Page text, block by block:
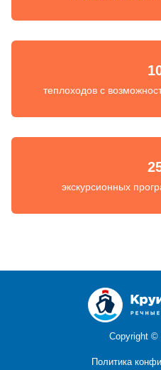
теплоходов с
экскурсионных
Copyright ©
Политика